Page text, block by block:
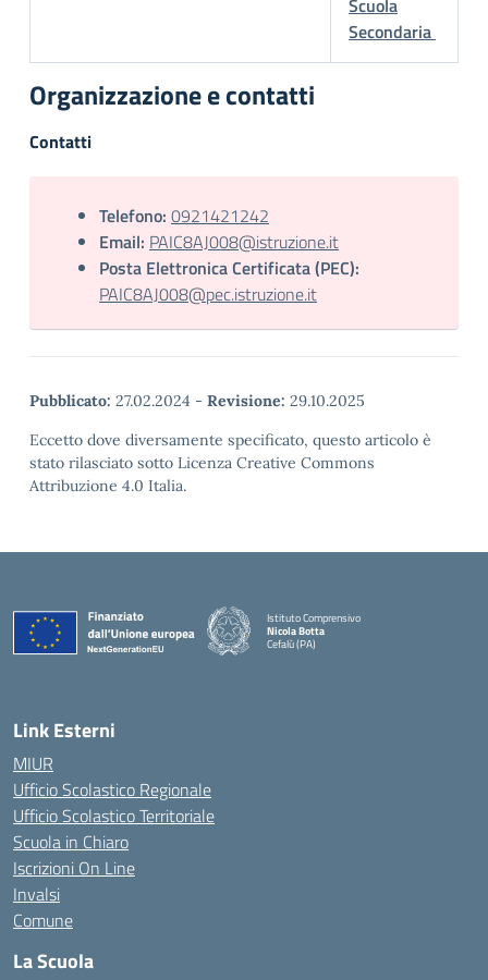
Scuola
Secondaria
Organizzazione e contatti
Contatti
Telefono: 0921421242
Email: PAIC8AJ008@istruzione.it
Posta Elettronica Certificata (PEC):
PAIC8AJ008@pec.istruzione.it
Pubblicato: 27.02.2024 - Revisione: 29.10.2025
Eccetto dove diversamente specificato, questo articolo è
stato rilasciato sotto Licenza Creative Commons
Attribuzione 4.0 Italia.
Istituto Comprensivo
Nicola Botta
Cefalù (PA)
Link Esterni
MIUR
Ufficio Scolastico Regionale
Ufficio Scolastico Territoriale
Scuola in Chiaro
Iscrizioni On Line
Invalsi
Comune
La Scuola